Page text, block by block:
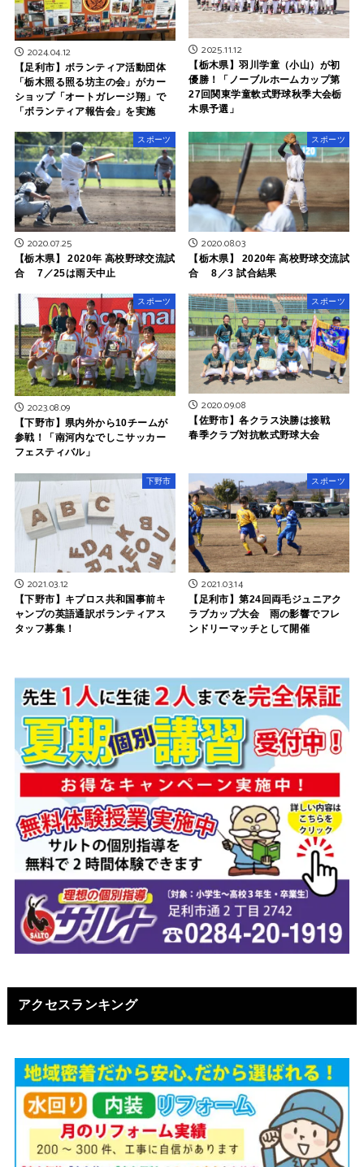
2024.04.12
【足利市】ボランティア活動団体
「栃木照る照る坊主の会」がカー
ショップ「オートガレージ翔」で
「ボランティア報告会」を実施
2025.11.12
【栃木県】羽川学童（小山）が初
優勝！「ノーブルホームカップ第
27回関東学童軟式野球秋季大会栃
木県予選」
スポーツ
2020.07.25
【栃木県】 2020年 高校野球交流試
合 7／25は雨天中止
スポーツ
2020.08.03
【栃木県】 2020年 高校野球交流試
合 8／3 試合結果
スポーツ
2023.08.09
【下野市】県内外から10チームが
参戦！「南河内なでしこサッカー
フェスティバル」
スポーツ
2020.09.08
【佐野市】各クラス決勝は接戦
春季クラブ対抗軟式野球大会
下野市
2021.03.12
【下野市】キプロス共和国事前キ
ャンプの英語通訳ボランティアス
タッフ募集！
スポーツ
2021.03.14
【足利市】第24回両毛ジュニアク
ラブカップ大会 雨の影響でフレ
ンドリーマッチとして開催
アクセスランキング